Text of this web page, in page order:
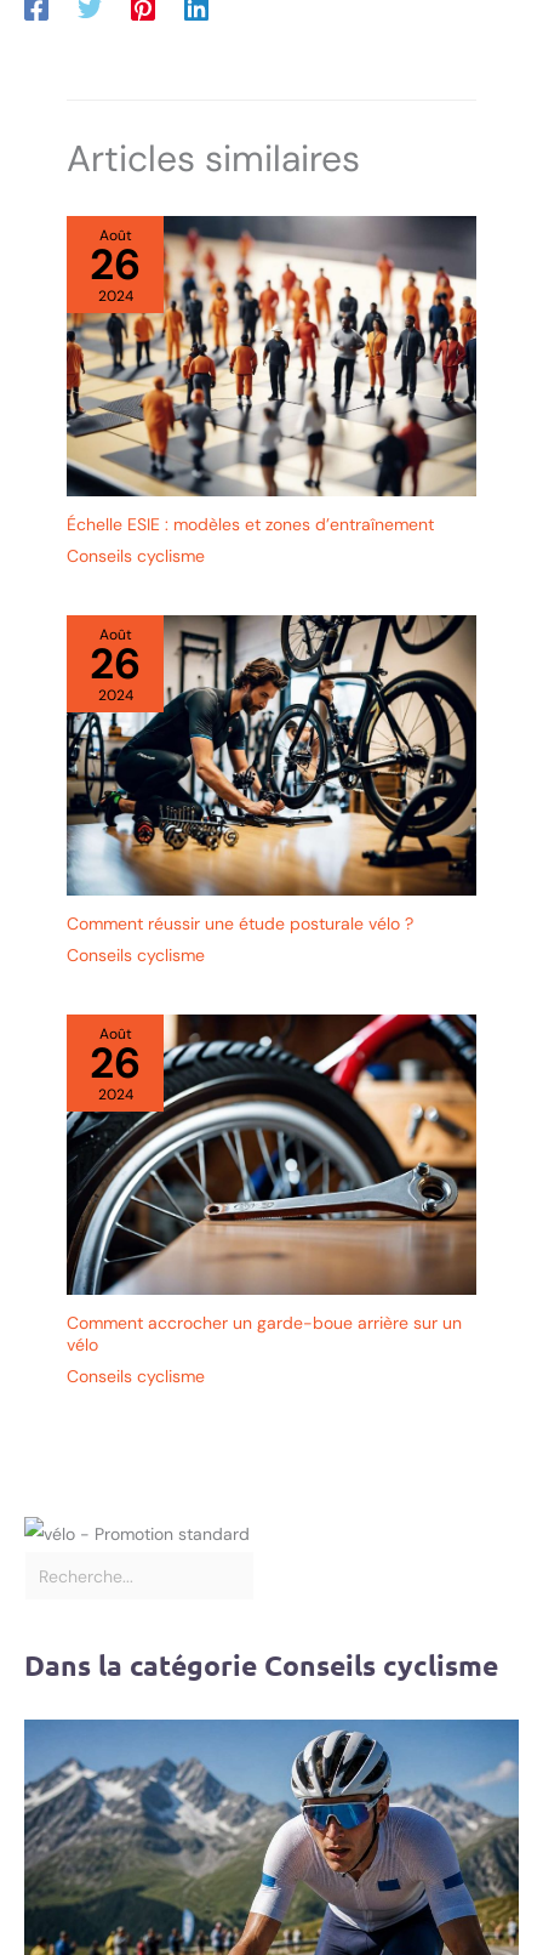
Articles similaires
Août
26
2024
Échelle ESIE : modèles et zones d’entraînement
Conseils cyclisme
Août
26
2024
Comment réussir une étude posturale vélo ?
Conseils cyclisme
Août
26
2024
Comment accrocher un garde-boue arrière sur un
vélo
Conseils cyclisme
Dans la catégorie Conseils cyclisme